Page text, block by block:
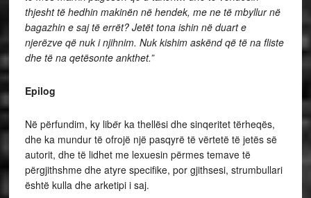
thjesht të hedhin makinën në hendek, me ne të mbyllur në
bagazhin e saj të errët? Jetët tona ishin në duart e
njerëzve që nuk i njihnim. Nuk kishim askënd që të na fliste
dhe të na qetësonte ankthet.”
Epilog
Në përfundim, ky libër ka thellësi dhe sinqeritet tërheqës,
dhe ka mundur të ofrojë një pasqyrë të vërtetë të jetës së
autorit, dhe të lidhet me lexuesin përmes temave të
përgjithshme dhe atyre specifike, por gjithsesi, strumbullari
është kulla dhe arketipi i saj.